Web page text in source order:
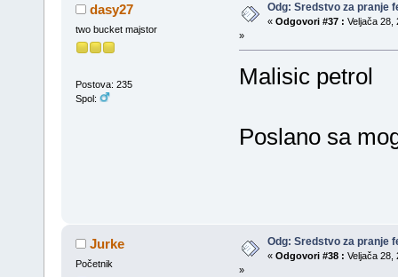
dasy27
two bucket majstor
Postova: 235
Spol:
Odg: Sredstvo za pranje
« Odgovori #37 : Veljača 28,
»
Malisic petrol
Poslano sa
Jurke
Početnik
Odg: Sredstvo za pranje
« Odgovori #38 : Veljača 28,
»